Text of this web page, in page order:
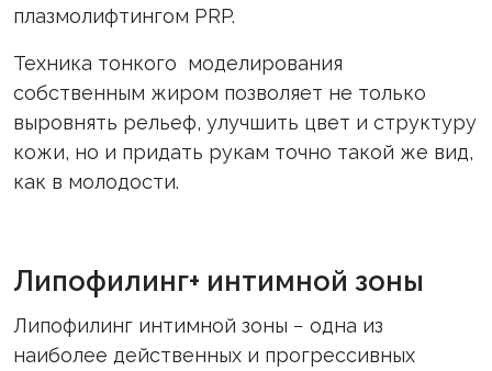
плазмолифтингом PRP.
Техника тонкого моделирования
собственным жиром позволяет не только
выровнять рельеф, улучшить цвет и структуру
кожи, но и придать рукам точно такой же вид,
как в молодости.
Липофилинг+ интимной зоны
Липофилинг интимной зоны − одна из
наиболее действенных и прогрессивных